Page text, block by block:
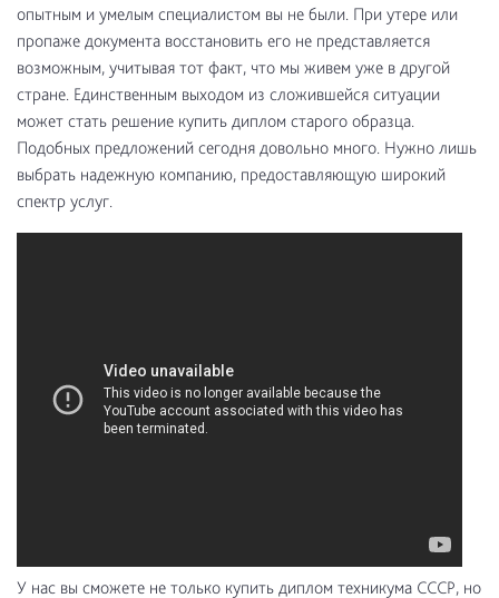
опытным и умелым специалистом вы не были. При утере или
пропаже документа восстановить его не представляется
возможным, учитывая тот факт, что мы живем уже в другой
стране. Единственным выходом из сложившейся ситуации
может стать решение купить диплом старого образца.
Подобных предложений сегодня довольно много. Нужно лишь
выбрать надежную компанию, предоставляющую широкий
спектр услуг.
У нас вы сможете не только купить диплом техникума СССР, но